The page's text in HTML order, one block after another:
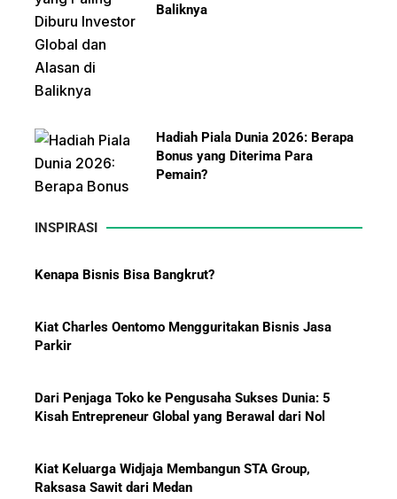
Baliknya
Hadiah Piala Dunia 2026: Berapa
Bonus yang Diterima Para
Pemain?
Menanti Solar B50: Mampukah
BBM?
Pelajaran Karier dari Lionel
INSPIRASI
Kenapa Bisnis Bisa Bangkrut?
Kiat Charles Oentomo Mengguritakan Bisnis Jasa
Parkir
Dari Penjaga Toko ke Pengusaha Sukses Dunia: 5
Kisah Entrepreneur Global yang Berawal dari Nol
Kiat Keluarga Widjaja Membangun STA Group,
Raksasa Sawit dari Medan